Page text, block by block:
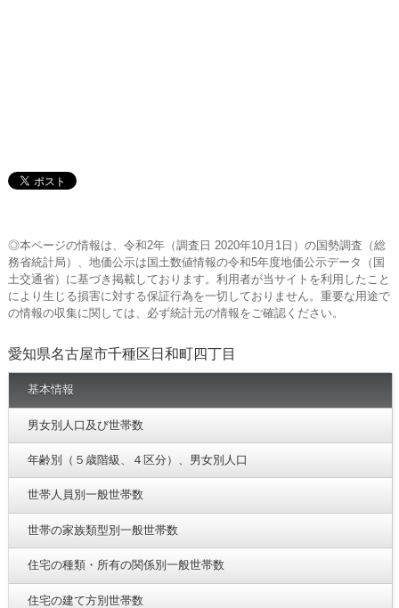
◎本ページの情報は、令和2年（調査日 2020年10月1日）の国勢調査（総
務省統計局）、地価公示は国土数値情報の令和5年度地価公示データ（国
土交通省）に基づき掲載しております。利用者が当サイトを利用したこと
により生じる損害に対する保証行為を一切しておりません。重要な用途で
の情報の収集に関しては、必ず統計元の情報をご確認ください。
愛知県名古屋市千種区日和町四丁目
基本情報
男女別人口及び世帯数
年齢別（５歳階級、４区分）、男女別人口
世帯人員別一般世帯数
世帯の家族類型別一般世帯数
住宅の種類・所有の関係別一般世帯数
住宅の建て方別世帯数